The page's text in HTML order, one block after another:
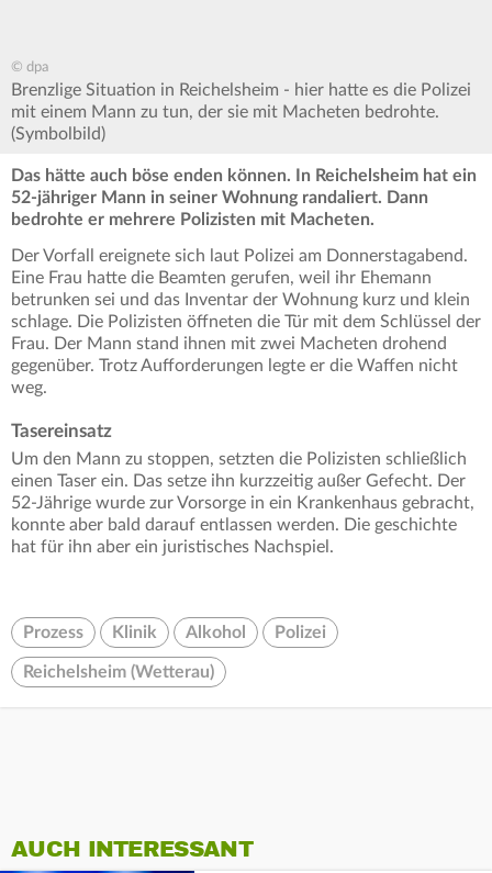
© dpa
Brenzlige Situation in Reichelsheim - hier hatte es die Polizei
mit einem Mann zu tun, der sie mit Macheten bedrohte.
(Symbolbild)
Das hätte auch böse enden können. In Reichelsheim hat ein
52-jähriger Mann in seiner Wohnung randaliert. Dann
bedrohte er mehrere Polizisten mit Macheten.
Der Vorfall ereignete sich laut Polizei am Donnerstagabend.
Eine Frau hatte die Beamten gerufen, weil ihr Ehemann
betrunken sei und das Inventar der Wohnung kurz und klein
schlage. Die Polizisten öffneten die Tür mit dem Schlüssel der
Frau. Der Mann stand ihnen mit zwei Macheten drohend
gegenüber. Trotz Aufforderungen legte er die Waffen nicht
weg.
Tasereinsatz
Um den Mann zu stoppen, setzten die Polizisten schließlich
einen Taser ein. Das setze ihn kurzzeitig außer Gefecht. Der
52-Jährige wurde zur Vorsorge in ein Krankenhaus gebracht,
konnte aber bald darauf entlassen werden. Die geschichte
hat für ihn aber ein juristisches Nachspiel.
Prozess Klinik Alkohol Polizei
Reichelsheim (Wetterau)
AUCH INTERESSANT